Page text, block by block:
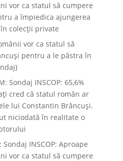
vor ca statul să cumpere
a împiedica ajungerea
colecţii private
vor ca statul să
pentru a le păstra în
Sondaj INSCOP: 65,6%
cred că statul român ar
lui Constantin Brâncuși.
niciodată în realitate o
Sondaj INSCOP: Aproape
vor ca statul să cumpere